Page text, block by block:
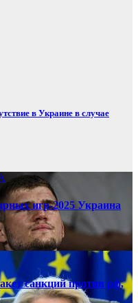
в Украине в случае
игр-2025 Украина
санкций против рф,